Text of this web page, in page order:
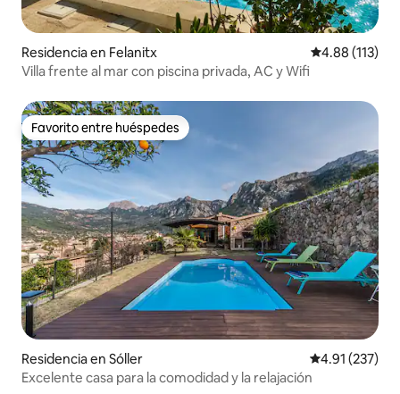
Residencia en Felanitx Calificación
4.88 (113)
Villa frente al mar con piscina privada, AC y Wifi
Favorito entre huéspedes
Favorito entre huéspedes
Residencia en Sóller Calificación
4.91 (237)
Excelente casa para la comodidad y la relajación